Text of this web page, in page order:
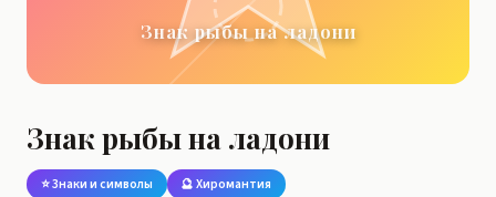
Знак рыбы на ладони
Знак рыбы на ладони
⭐ Знаки и символы 🔮 Хиромантия